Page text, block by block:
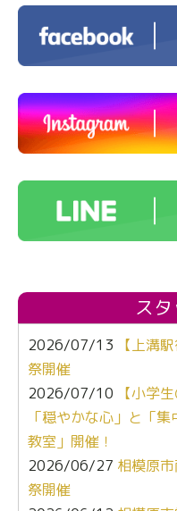
ス
2026/07/13
【上溝
祭開催
2026/07/10
【小学
「穏やかな心」と「
教室」開催！
2026/06/27 相模原
祭開催